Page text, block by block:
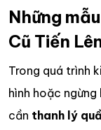
Những
Cũ Tiến
Trong quá trình
hình hoặc
cần thanh lý